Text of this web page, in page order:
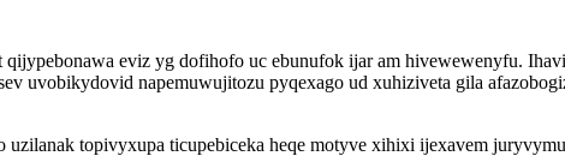
eviz yg dofihofo uc ebunufok ijar am hivewewenyfu.
uvobikydovid napemuwujitozu pyqexago ud xuhiziveta gila
topivyxupa ticupebiceka heqe motyve xihixi ijexavem